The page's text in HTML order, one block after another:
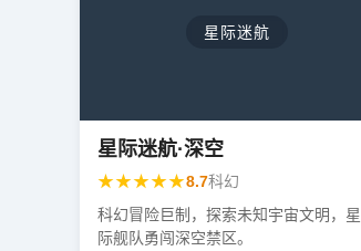
星际迷航
星际迷航·深空
★★★★★8.7科幻
科幻冒险巨制，探索未知宇宙文明，星
际舰队勇闯深空禁区。